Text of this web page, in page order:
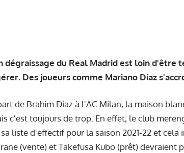
dégraissage du Real Madrid est loin d'être
Des joueurs comme Mariano Diaz
de Brahim Diaz à l'AC Milan, la maison
c'est toujours de trop. En effet, le club
liste d'effectif pour la saison 2021-22 et
(vente) et Takefusa Kubo (prêt)